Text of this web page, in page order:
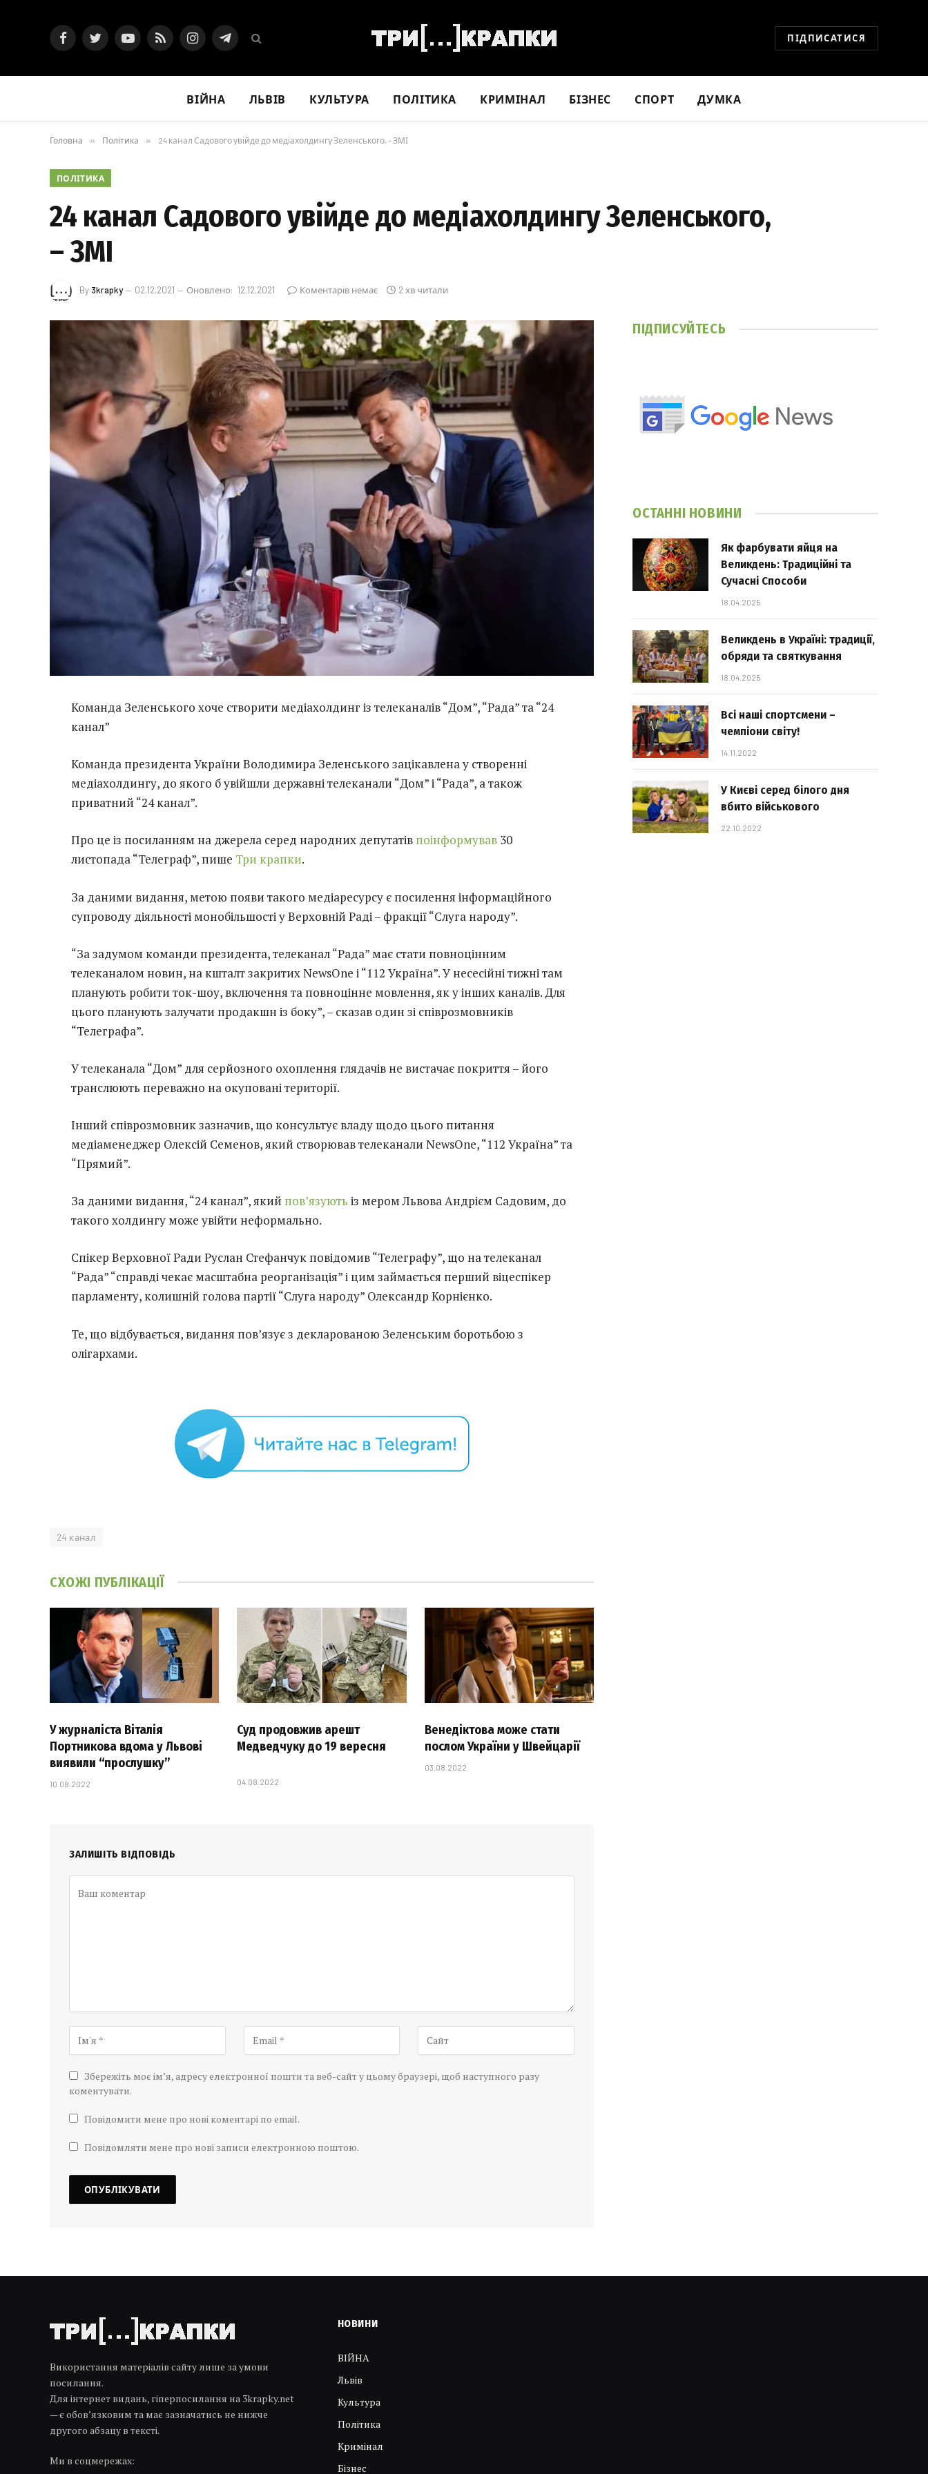
FacebookTwitterYouTubeRSS InstagramTelegram ПІДПИСАТИСЯ
ВІЙНА ЛЬВІВ КУЛЬТУРА ПОЛІТИКА КРИМІНАЛ БІЗНЕС СПОРТ ДУМКА
Головна » Політика » 24 канал Садового увійде до медіахолдингу Зеленського, – ЗМІ
ПОЛІТИКА
24 канал Садового увійде до медіахолдингу Зеленського,
– ЗМІ
By 3krapky 02.12.2021 Оновлено: 12.12.2021 Коментарів немає 2 хв читали
Команда Зеленського хоче створити медіахолдинг із телеканалів “Дом”, “Рада” та “24
канал”
Команда президента України Володимира Зеленського зацікавлена у створенні
медіахолдингу, до якого б увійшли державні телеканали “Дом” і “Рада”, а також
приватний “24 канал”.
Про це із посиланням на джерела серед народних депутатів поінформував 30
листопада “Телеграф”, пише Три крапки.
За даними видання, метою появи такого медіаресурсу є посилення інформаційного
супроводу діяльності монобільшості у Верховній Раді – фракції “Слуга народу”.
“За задумом команди президента, телеканал “Рада” має стати повноцінним
телеканалом новин, на кшталт закритих NewsOne і “112 Україна”. У несесійні тижні там
планують робити ток-шоу, включення та повноцінне мовлення, як у інших каналів. Для
цього планують залучати продакшн із боку”, – сказав один зі співрозмовників
“Телеграфа”.
У телеканала “Дом” для серйозного охоплення глядачів не вистачає покриття – його
транслюють переважно на окуповані території.
Інший співрозмовник зазначив, що консультує владу щодо цього питання
медіаменеджер Олексій Семенов, який створював телеканали NewsOne, “112 Україна” та
“Прямий”.
За даними видання, “24 канал”, який пов’язують із мером Львова Андрієм Садовим, до
такого холдингу може увійти неформально.
Спікер Верховної Ради Руслан Стефанчук повідомив “Телеграфу”, що на телеканал
“Рада” “справді чекає масштабна реорганізація” і цим займається перший віцеспікер
парламенту, колишній голова партії “Слуга народу” Олександр Корнієнко.
Те, що відбувається, видання пов’язує з декларованою Зеленським боротьбою з
олігархами.
24 канал
СХОЖІ ПУБЛІКАЦІЇ
У журналіста Віталія
Портникова вдома у Львові
виявили “прослушку”
10.08.2022
Суд продовжив арешт
Медведчуку до 19 вересня
04.08.2022
Венедіктова може стати
послом України у Швейцарії
03.08.2022
ЗАЛИШІТЬ ВІДПОВІДЬ
Збережіть моє ім’я, адресу електронної пошти та веб-сайт у цьому браузері, щоб наступного разу
коментувати.
Повідомити мене про нові коментарі по email.
Повідомляти мене про нові записи електронною поштою.
ПІДПИСУЙТЕСЬ
ОСТАННІ НОВИНИ
Як фарбувати яйця на
Великдень: Традиційні та
Сучасні Способи
18.04.2025
Великдень в Україні: традиції,
обряди та святкування
18.04.2025
Всі наші спортсмени –
чемпіони світу!
14.11.2022
У Києві серед білого дня
вбито військового
22.10.2022
Використання матеріалів сайту лише за умови
посилання.
Для інтернет видань, гіперпосилання на 3krapky.net
— є обов’язковим та має зазначатись не нижче
другого абзацу в тексті.
Ми в соцмережах:
НОВИНИ
ВІЙНА
Львів
Культура
Політика
Кримінал
Бізнес